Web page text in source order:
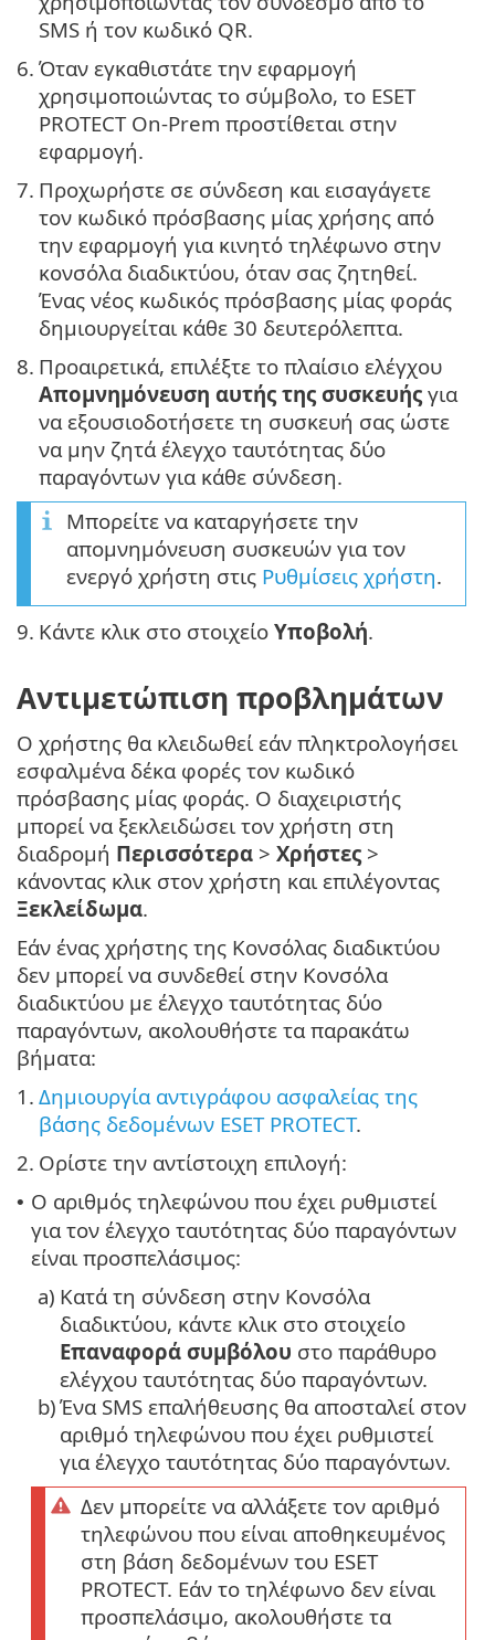
SMS ή τον κωδικό QR.
6. Όταν εγκαθιστάτε την εφαρμογή
χρησιμοποιώντας το σύμβολο, το ESET
PROTECT On-Prem προστίθεται στην
εφαρμογή.
7. Προχωρήστε σε σύνδεση και εισαγάγετε
τον κωδικό πρόσβασης μίας χρήσης από
την εφαρμογή για κινητό τηλέφωνο στην
κονσόλα διαδικτύου, όταν σας ζητηθεί.
Ένας νέος κωδικός πρόσβασης μίας φοράς
δημιουργείται κάθε 30 δευτερόλεπτα.
8. Προαιρετικά, επιλέξτε το πλαίσιο ελέγχου
Απομνημόνευση αυτής της συσκευής για
να εξουσιοδοτήσετε τη συσκευή σας ώστε
να μην ζητά έλεγχο ταυτότητας δύο
παραγόντων για κάθε σύνδεση.
Μπορείτε να καταργήσετε την
απομνημόνευση συσκευών για τον
ενεργό χρήστη στις Ρυθμίσεις χρήστη.
9. Κάντε κλικ στο στοιχείο Υποβολή.
Αντιμετώπιση προβλημάτων
Ο χρήστης θα κλειδωθεί εάν πληκτρολογήσει
εσφαλμένα δέκα φορές τον κωδικό
πρόσβασης μίας φοράς. Ο διαχειριστής
μπορεί να ξεκλειδώσει τον χρήστη στη
διαδρομή Περισσότερα > Χρήστες >
κάνοντας κλικ στον χρήστη και επιλέγοντας
Ξεκλείδωμα.
Εάν ένας χρήστης της Κονσόλας διαδικτύου
δεν μπορεί να συνδεθεί στην Κονσόλα
διαδικτύου με έλεγχο ταυτότητας δύο
παραγόντων, ακολουθήστε τα παρακάτω
βήματα:
1. Δημιουργία αντιγράφου ασφαλείας της
βάσης δεδομένων ESET PROTECT.
2. Ορίστε την αντίστοιχη επιλογή:
• Ο αριθμός τηλεφώνου που έχει ρυθμιστεί
για τον έλεγχο ταυτότητας δύο παραγόντων
είναι προσπελάσιμος:
a) Κατά τη σύνδεση στην Κονσόλα
διαδικτύου, κάντε κλικ στο στοιχείο
Επαναφορά συμβόλου στο παράθυρο
ελέγχου ταυτότητας δύο παραγόντων.
b)Ένα SMS επαλήθευσης θα αποσταλεί στον
αριθμό τηλεφώνου που έχει ρυθμιστεί
για έλεγχο ταυτότητας δύο παραγόντων.
Δεν μπορείτε να αλλάξετε τον αριθμό
τηλεφώνου που είναι αποθηκευμένος
στη βάση δεδομένων του ESET
PROTECT. Εάν το τηλέφωνο δεν είναι
προσπελάσιμο, ακολουθήστε τα